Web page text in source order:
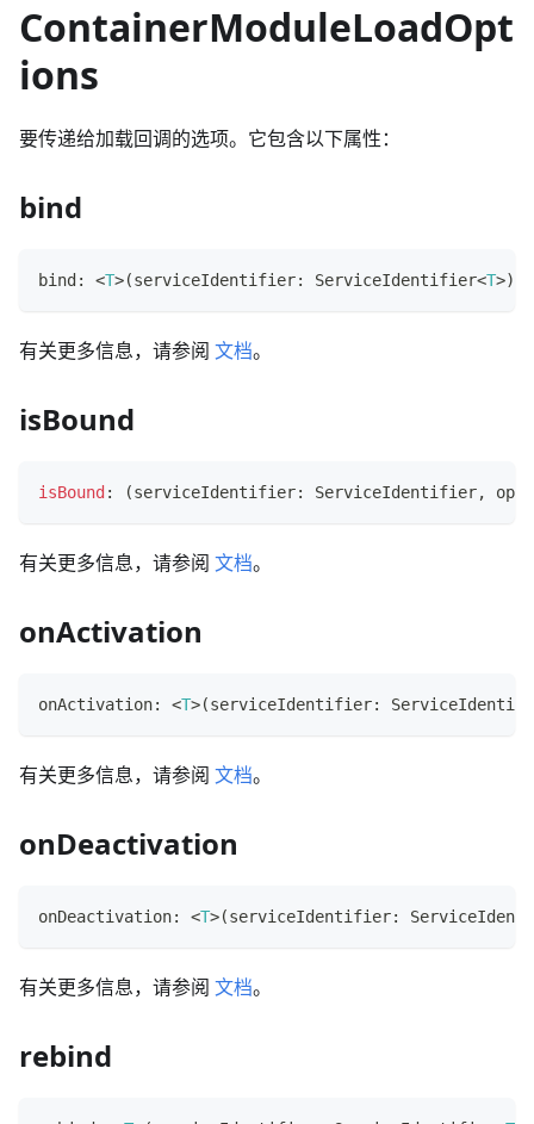
ContainerModuleLoadOpt
ions
要传递给加载回调的选项。它包含以下属性：
bind
bind : <T>(serviceIdentifier: ServiceIdentifier<T>)
有关更多信息，请参阅 文档。
isBound
isBound : (serviceIdentifier: ServiceIdentifier,
有关更多信息，请参阅 文档。
onActivation
onActivation: <T>(serviceIdentifier:
有关更多信息，请参阅 文档。
onDeactivation
onDeactivation: <T>(serviceIdentifier:
有关更多信息，请参阅 文档。
rebind